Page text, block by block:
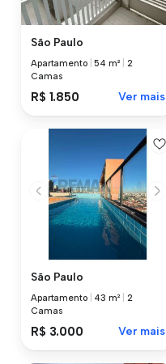
São Paulo
Apartamento |54 m²
2
Camas
R$ 1.850 Ver mais
São Paulo
Apartamento 43 m²
2
Camas
R$ 3.000 Ver mais